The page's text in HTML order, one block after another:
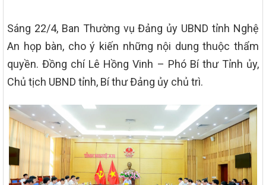
Sáng 22/4, Ban Thường vụ Đảng ủy UBND tỉnh Nghệ
An họp bàn, cho ý kiến những nội dung thuộc thẩm
quyền. Đồng chí Lê Hồng Vinh – Phó Bí thư Tỉnh ủy,
Chủ tịch UBND tỉnh, Bí thư Đảng ủy chủ trì.